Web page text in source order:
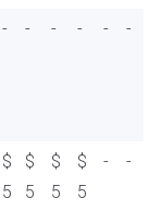
- - - - - -
$
5
$
5
$
5
$
5
- -